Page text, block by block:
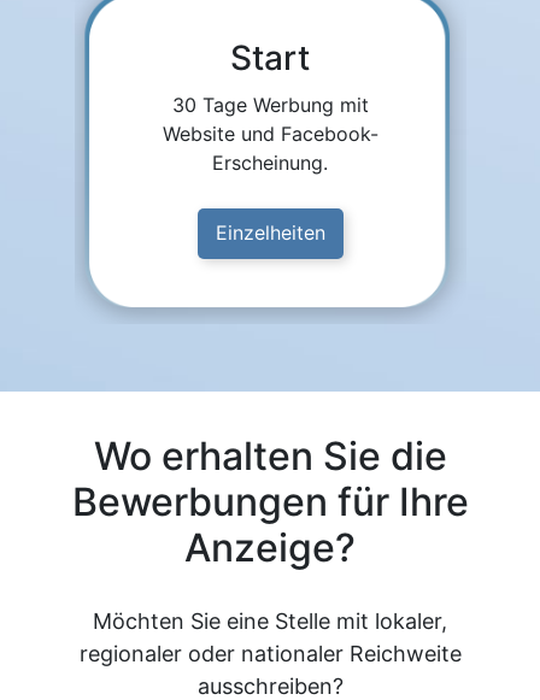
Start
30 Tage Werbung mit
Website und Facebook-
Erscheinung.
Einzelheiten
Wo erhalten Sie die
Bewerbungen für Ihre
Anzeige?
Möchten Sie eine Stelle mit lokaler,
regionaler oder nationaler Reichweite
ausschreiben?